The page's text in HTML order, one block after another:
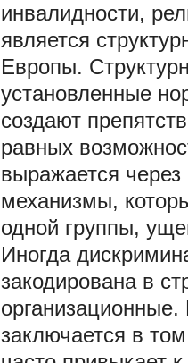
инвалидности,
является
Европы.
установленные
создают
равных
выражается через
механизмы,
одной группы,
Иногда
закодирована в
заключается в